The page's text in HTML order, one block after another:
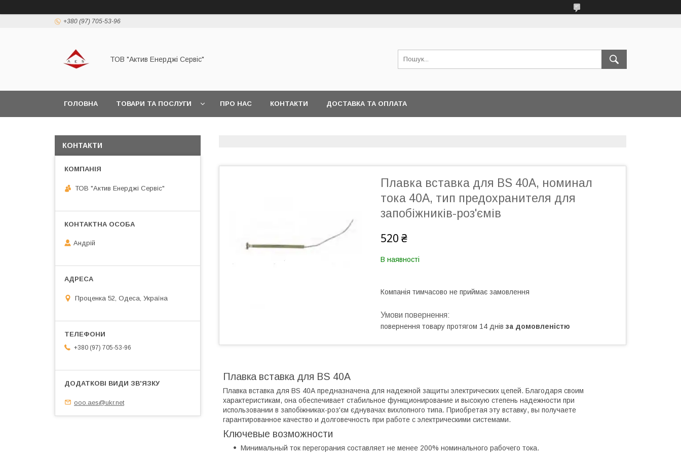
+380 (97) 705-53-96
ТОВ "Актив Енерджі Сервіс"
ГОЛОВНА ТОВАРИ ТА ПОСЛУГИ ПРО НАС КОНТАКТИ ДОСТАВКА ТА ОПЛАТА
Плавка вставка для BS 40А, номинал
тока 40А, тип предохранителя для
запобіжників-роз'ємів
520 ₴
В наявності
Компанія тимчасово не приймає замовлення
повернення товару протягом 14 днів за домовленістю
Плавка вставка для BS 40А
Плавка вставка для BS 40А предназначена для надежной защиты электрических цепей. Благодаря своим
характеристикам, она обеспечивает стабильное функционирование и высокую степень надежности при
использовании в запобіжниках-роз'єм єднувачах вихлопного типа. Приобретая эту вставку, вы получаете
гарантированное качество и долговечность при работе с электрическими системами.
Ключевые возможности
Минимальный ток перегорания составляет не менее 200% номинального рабочего тока.
КОНТАКТИ
ТОВ "Актив Енерджі Сервіс"
Андрій
Проценка 52, Одеса, Україна
+380 (97) 705-53-96
ooo.aes@ukr.net